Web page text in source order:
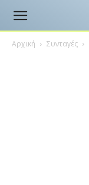
Αρχική Συνταγές